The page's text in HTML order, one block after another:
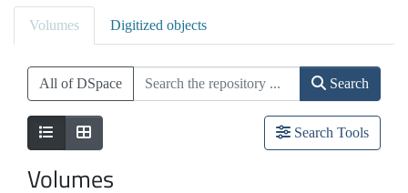
Volumes Digitized objects
All of DSpace Search
Search Tools
Volumes